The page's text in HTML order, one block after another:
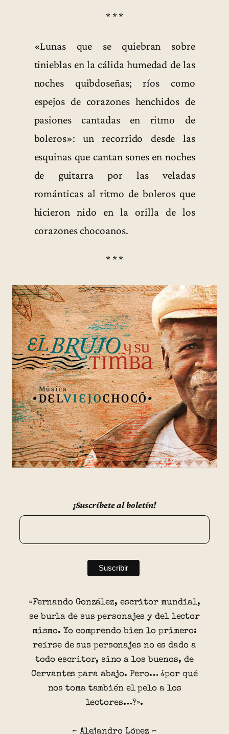
* * *
«Lunas que se quiebran sobre
tinieblas en la cálida humedad de las
noches quibdoseñas; ríos como
espejos de corazones henchidos de
pasiones cantadas en ritmo de
boleros»: un recorrido desde las
esquinas que cantan sones en noches
de guitarra por las veladas
románticas al ritmo de boleros que
hicieron nido en la orilla de los
corazones chocoanos.
* * *
¡Suscríbete al boletín!
«Fernando González, escritor mundial,
se burla de sus personajes y del lector
mismo. Yo comprendo bien lo primero:
reírse de sus personajes no es dado a
todo escritor, sino a los buenos, de
Cervantes para abajo. Pero… ¿por qué
nos toma también el pelo a los
lectores…?».
~ Alejandro López ~